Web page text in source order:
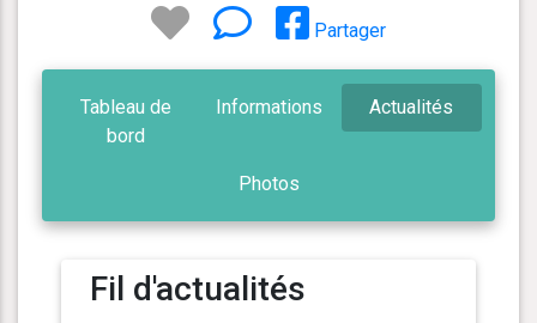
Partager
Tableau de
bord
Informations Actualités
Photos
Fil d'actualités